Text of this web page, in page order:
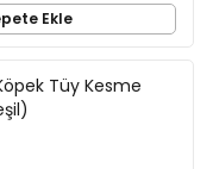
Ekle
Tüy Kesme